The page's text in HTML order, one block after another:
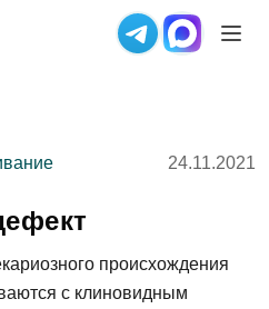
24.11.2021
происхождения
с клиновидным